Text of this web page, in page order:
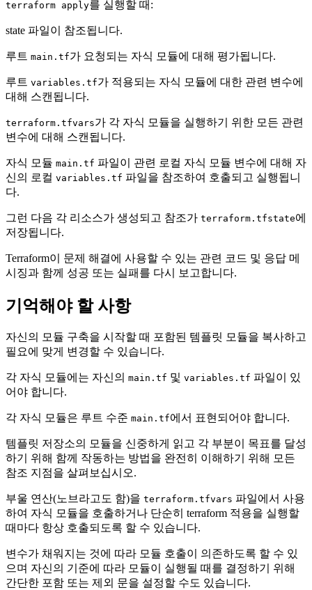
terraform apply를 실행할 때:
state 파일이 참조됩니다.
루트 main.tf가 요청되는 자식 모듈에 대해 평가됩니다.
루트 variables.tf가 적용되는 자식 모듈에 대한 관련 변수에
대해 스캔됩니다.
terraform.tfvars가 각 자식 모듈을 실행하기 위한 모든 관련
변수에 대해 스캔됩니다.
자식 모듈 main.tf 파일이 관련 로컬 자식 모듈 변수에 대해 자
신의 로컬 variables.tf 파일을 참조하여 호출되고 실행됩니
다.
그런 다음 각 리소스가 생성되고 참조가 terraform.tfstate에
저장됩니다.
Terraform이 문제 해결에 사용할 수 있는 관련 코드 및 응답 메
시징과 함께 성공 또는 실패를 다시 보고합니다.
기억해야 할 사항
자신의 모듈 구축을 시작할 때 포함된 템플릿 모듈을 복사하고
필요에 맞게 변경할 수 있습니다.
각 자식 모듈에는 자신의 main.tf 및 variables.tf 파일이 있
어야 합니다.
각 자식 모듈은 루트 수준 main.tf에서 표현되어야 합니다.
템플릿 저장소의 모듈을 신중하게 읽고 각 부분이 목표를 달성
하기 위해 함께 작동하는 방법을 완전히 이해하기 위해 모든
참조 지점을 살펴보십시오.
부울 연산(노브라고도 함)을 terraform.tfvars 파일에서 사용
하여 자식 모듈을 호출하거나 단순히 terraform 적용을 실행할
때마다 항상 호출되도록 할 수 있습니다.
변수가 채워지는 것에 따라 모듈 호출이 의존하도록 할 수 있
으며 자신의 기준에 따라 모듈이 실행될 때를 결정하기 위해
간단한 포함 또는 제외 문을 설정할 수도 있습니다.